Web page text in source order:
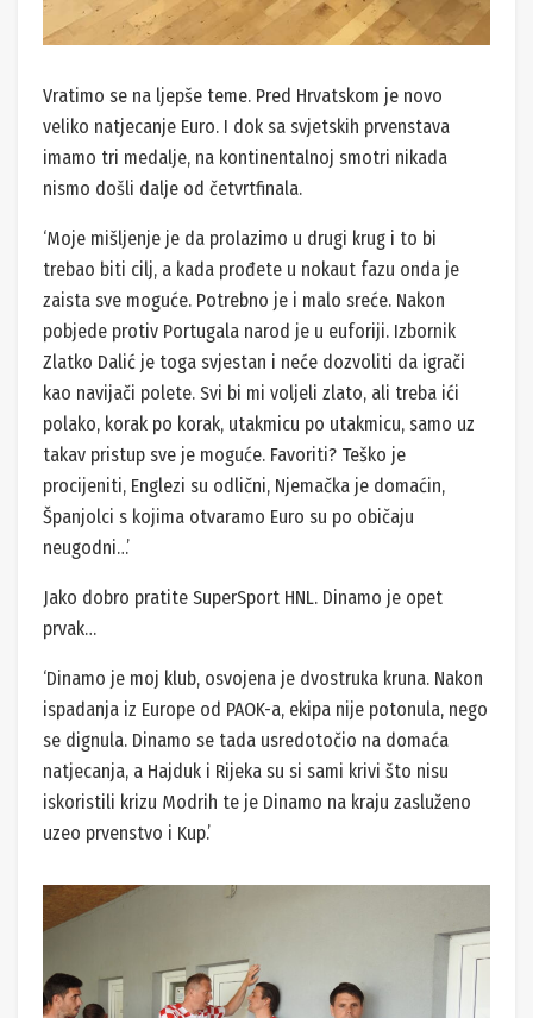
Vratimo se na ljepše teme. Pred Hrvatskom je novo
veliko natjecanje Euro. I dok sa svjetskih prvenstava
imamo tri medalje, na kontinentalnoj smotri nikada
nismo došli dalje od četvrtfinala.
‘Moje mišljenje je da prolazimo u drugi krug i to bi
trebao biti cilj, a kada prođete u nokaut fazu onda je
zaista sve moguće. Potrebno je i malo sreće. Nakon
pobjede protiv Portugala narod je u euforiji. Izbornik
Zlatko Dalić je toga svjestan i neće dozvoliti da igrači
kao navijači polete. Svi bi mi voljeli zlato, ali treba ići
polako, korak po korak, utakmicu po utakmicu, samo uz
takav pristup sve je moguće. Favoriti? Teško je
procijeniti, Englezi su odlični, Njemačka je domaćin,
Španjolci s kojima otvaramo Euro su po običaju
neugodni…’
Jako dobro pratite SuperSport HNL. Dinamo je opet
prvak…
‘Dinamo je moj klub, osvojena je dvostruka kruna. Nakon
ispadanja iz Europe od PAOK-a, ekipa nije potonula, nego
se dignula. Dinamo se tada usredotočio na domaća
natjecanja, a Hajduk i Rijeka su si sami krivi što nisu
iskoristili krizu Modrih te je Dinamo na kraju zasluženo
uzeo prvenstvo i Kup.’